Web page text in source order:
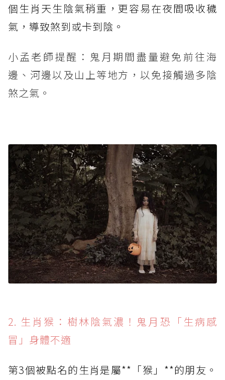
個生肖天生陰氣稍重，更容易在夜間吸收穢
氣，導致煞到或卡到陰。
小孟老師提醒：鬼月期間盡量避免前往海
邊、河邊以及山上等地方，以免接觸過多陰
煞之氣。
2. 生肖猴：樹林陰氣濃！鬼月恐「生病感
冒」身體不適
第3個被點名的生肖是屬**「猴」**的朋友。